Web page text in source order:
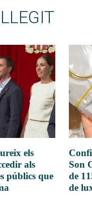
els
als
públics que
Son
de
de